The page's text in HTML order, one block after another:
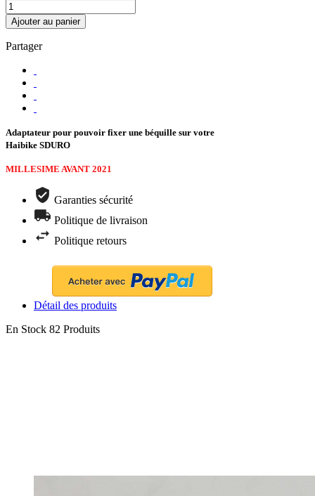
Ajouter au panier
Partager
Adaptateur pour pouvoir fixer une béquille sur votre
Haibike SDURO
MILLESIME AVANT 2021
Garanties sécurité
Politique de livraison
Politique retours
Détail des produits
En Stock 82 Produits